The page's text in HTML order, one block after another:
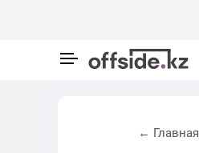
← Главная